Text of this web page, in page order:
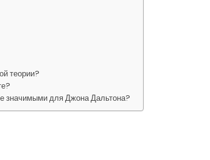
теории?
значимыми для Джона Дальтона?